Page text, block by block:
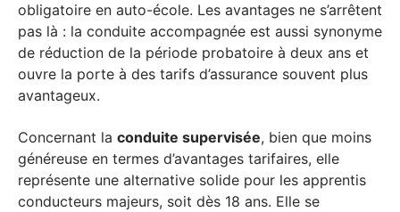
obligatoire en auto-école. Les avantages ne s’arrêtent
pas là : la conduite accompagnée est aussi synonyme
de réduction de la période probatoire à deux ans et
ouvre la porte à des tarifs d’assurance souvent plus
avantageux.
Concernant la conduite supervisée, bien que moins
généreuse en termes d’avantages tarifaires, elle
représente une alternative solide pour les apprentis
conducteurs majeurs, soit dès 18 ans. Elle se